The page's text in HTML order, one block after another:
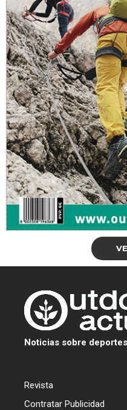
Noticias sobre
Revista
Contratar Publicidad